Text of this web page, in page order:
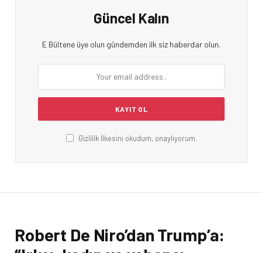
Güncel Kalın
E Bültene üye olun gündemden ilk siz haberdar olun.
Gizlilik İlkesini okudum, onaylıyorum.
Robert De Niro’dan Trump’a: